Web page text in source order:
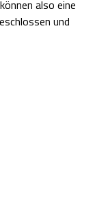
also eine
und